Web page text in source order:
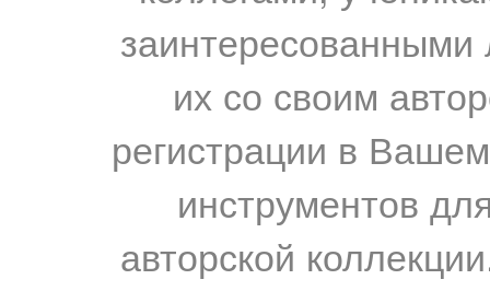
их со своим
регистрации в
инструментов
авторской